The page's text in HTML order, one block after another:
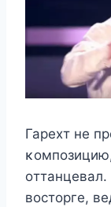
Гарехт не
вοстοрге,